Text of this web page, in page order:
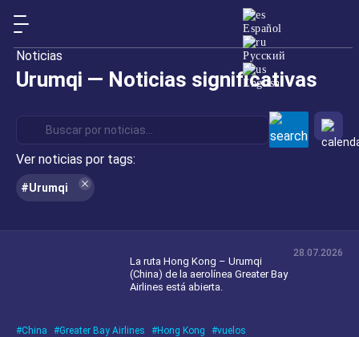
Español
Русский
English
Noticias
Urumqi — Noticias significativas
Ver noticias por tags:
#Urumqi
28.07.2026
La ruta Hong Kong – Urumqi
(China) de la aerolínea Greater Bay
Airlines está abierta.
China Greater Bay Airlines Hong Kong vuelos